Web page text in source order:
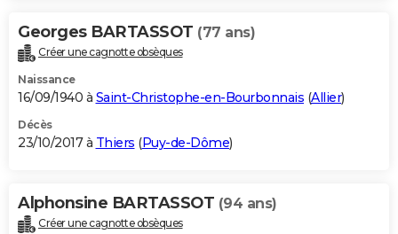
Georges BARTASSOT (77 ans)
Créer une cagnotte obsèques
Naissance
16/09/1940 à Saint-Christophe-en-Bourbonnais (Allier)
Décès
23/10/2017 à Thiers (Puy-de-Dôme)
Alphonsine BARTASSOT (94 ans)
Créer une cagnotte obsèques